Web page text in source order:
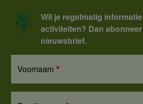
Wil je regelmatig
activiteiten? Dan
nieuwsbrief.
Voornaam